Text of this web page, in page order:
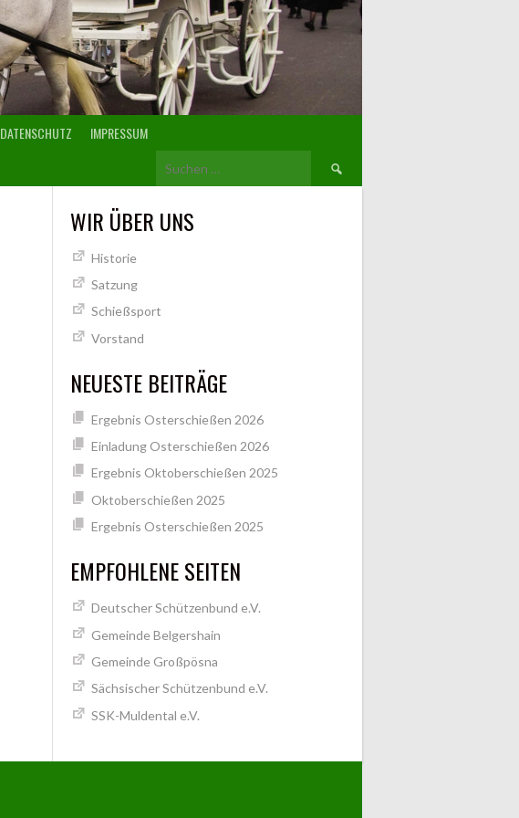
DATENSCHUTZ IMPRESSUM
Suchen
WIR ÜBER UNS
Historie
Satzung
Schießsport
Vorstand
NEUESTE BEITRÄGE
Ergebnis Osterschießen 2026
Einladung Osterschießen 2026
Ergebnis Oktoberschießen 2025
Oktoberschießen 2025
Ergebnis Osterschießen 2025
EMPFOHLENE SEITEN
Deutscher Schützenbund e.V.
Gemeinde Belgershain
Gemeinde Großpösna
Sächsischer Schützenbund e.V.
SSK-Muldental e.V.